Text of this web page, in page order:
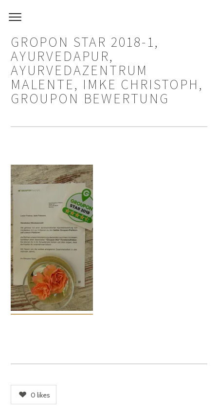
GROPON STAR 2018-1,
AYURVEDAPUR,
AYURVEDAZENTRUM
MALENTE, IMKE CHRISTOPH,
GROUPON BEWERTUNG
0 likes